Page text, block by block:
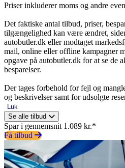
Priser inkluderer moms og andre
Det faktiske antal tilbud, priser,
tilgængelighed kan være ændret,
autobutler.dk eller modtaget
mail, online eller offline kampagner
opgave på autobutler.dk for at se de
besparelser.
Der tages forbehold for fejl og
og beskrivelser samt for udsolgte
Luk
Se alle tilbud
Spar i gennemsnit 1.089 kr.*
Få tilbud